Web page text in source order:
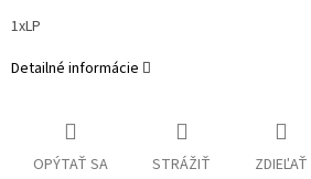
1xLP
Detailné informácie
OPÝTAŤ SA STRÁŽIŤ ZDIEĽAŤ